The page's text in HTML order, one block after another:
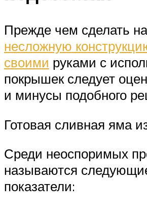
Прежде чем сделать
несложную
своими руками с
покрышек следует
и минусы подобного
Готовая сливная яма
Среди неоспоримых
называются
показатели: